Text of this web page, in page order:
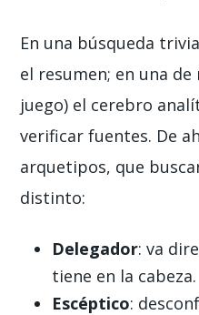
En una búsqueda
el resumen; en una
juego) el cerebro
verificar fuentes. De
arquetipos, que
distinto:
Delegador: va
tiene en la cabeza.
Escéptico: